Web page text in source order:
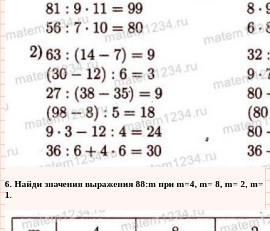
6. Найди значения выражения 88:m при m=4, m= 8, m= 2, m=
1.